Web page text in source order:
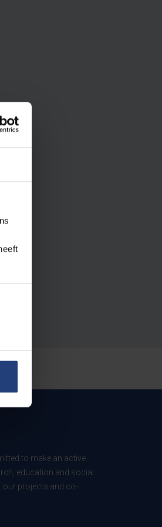
to make an active
education and social
our projects and co-